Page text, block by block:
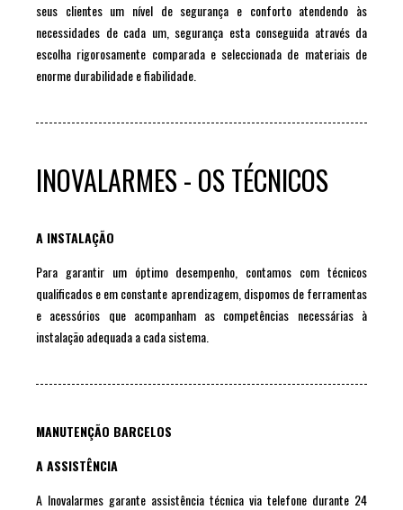
seus clientes um nível de segurança e conforto atendendo às
necessidades de cada um, segurança esta conseguida através da
escolha rigorosamente comparada e seleccionada de materiais de
enorme durabilidade e fiabilidade.
INOVALARMES - OS TÉCNICOS
A INSTALAÇÃO
Para garantir um óptimo desempenho, contamos com técnicos
qualificados e em constante aprendizagem, dispomos de ferramentas
e acessórios que acompanham as competências necessárias à
instalação adequada a cada sistema.
MANUTENÇÃO BARCELOS
A ASSISTÊNCIA
A Inovalarmes garante assistência técnica via telefone durante 24